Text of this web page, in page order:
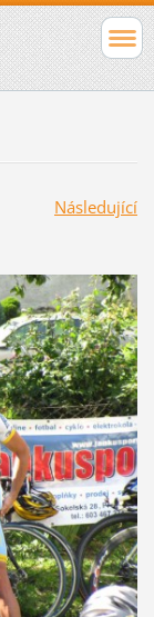
Následující